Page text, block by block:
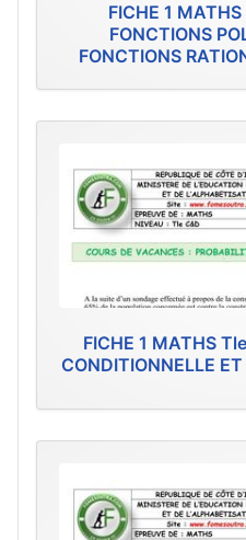
FICHE 1
FONCTIONS
FONCTIONS
FICHE 1 MATHS
CONDITIONNELLE